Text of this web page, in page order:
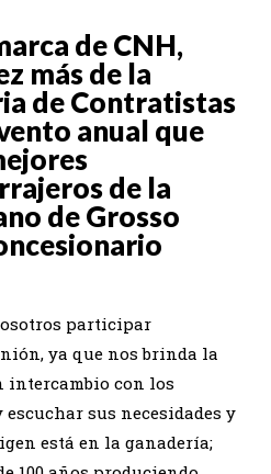
de CNH,
más de la
de Contratistas
anual que
de la
de Grosso
participar
ya que nos brinda la
intercambio con los
sus necesidades y
está en la ganadería;